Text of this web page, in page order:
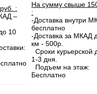
руб. :
–
10
На сумму свыше
:
-Доставка внутри
бесплатно
-Доставка за МКАД
км - 500р.
Сроки курьерской
1-3 дня.
Подъем на этаж:
Бесплатно